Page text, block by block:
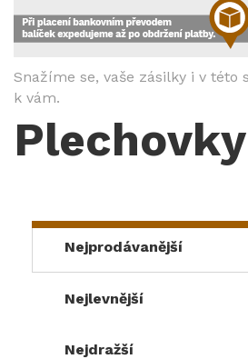
Snažíme se, vaše zásilky i v této
k vám.
Plechovky
Nejprodávanější
Nejlevnější
Nejdražší